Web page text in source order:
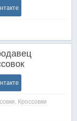
, Кроссовки